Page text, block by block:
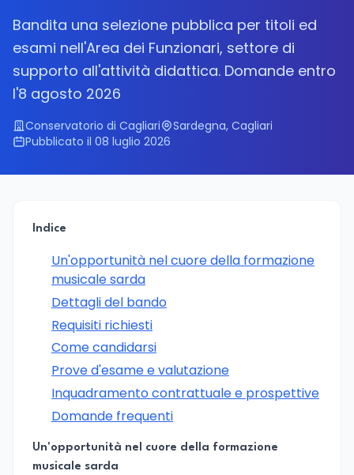
Bandita una selezione pubblica per titoli ed
esami nell'Area dei Funzionari, settore di
supporto all'attività didattica. Domande entro
l'8 agosto 2026
Conservatorio di Cagliari
Sardegna, Cagliari
Pubblicato il 08 luglio 2026
Indice
Un'opportunità nel cuore della formazione
musicale sarda
Dettagli del bando
Requisiti richiesti
Come candidarsi
Prove d'esame e valutazione
Inquadramento contrattuale e prospettive
Domande frequenti
Un'opportunità nel cuore della formazione
musicale sarda